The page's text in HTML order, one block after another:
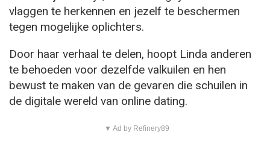
vlaggen te herkennen en jezelf te beschermen
tegen mogelijke oplichters.
Door haar verhaal te delen, hoopt Linda anderen
te behoeden voor dezelfde valkuilen en hen
bewust te maken van de gevaren die schuilen in
de digitale wereld van online dating.
▼ Ad by Refinery89